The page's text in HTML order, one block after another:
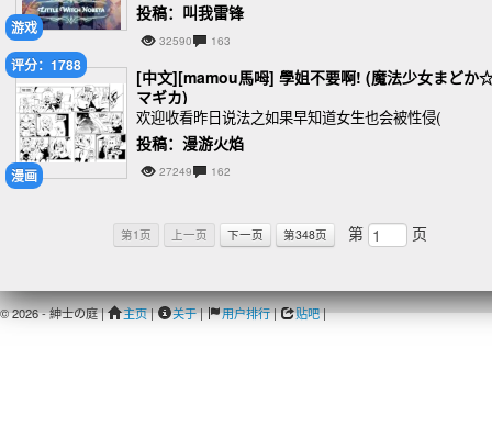
游戏
投稿：叫我雷锋
32590 163
漫画
评分：1788
[中文][mamou馬呣] 學姐不要啊! (魔法少女まどか
マギカ)
欢迎收看昨日说法之如果早知道女生也会被性侵(
投稿：漫游火焰
27249 162
第1页 上一页 下一页 第348页 第 页
© 2026 - 紳士の庭 | 主页| 关于| 用户排行| 贴吧|